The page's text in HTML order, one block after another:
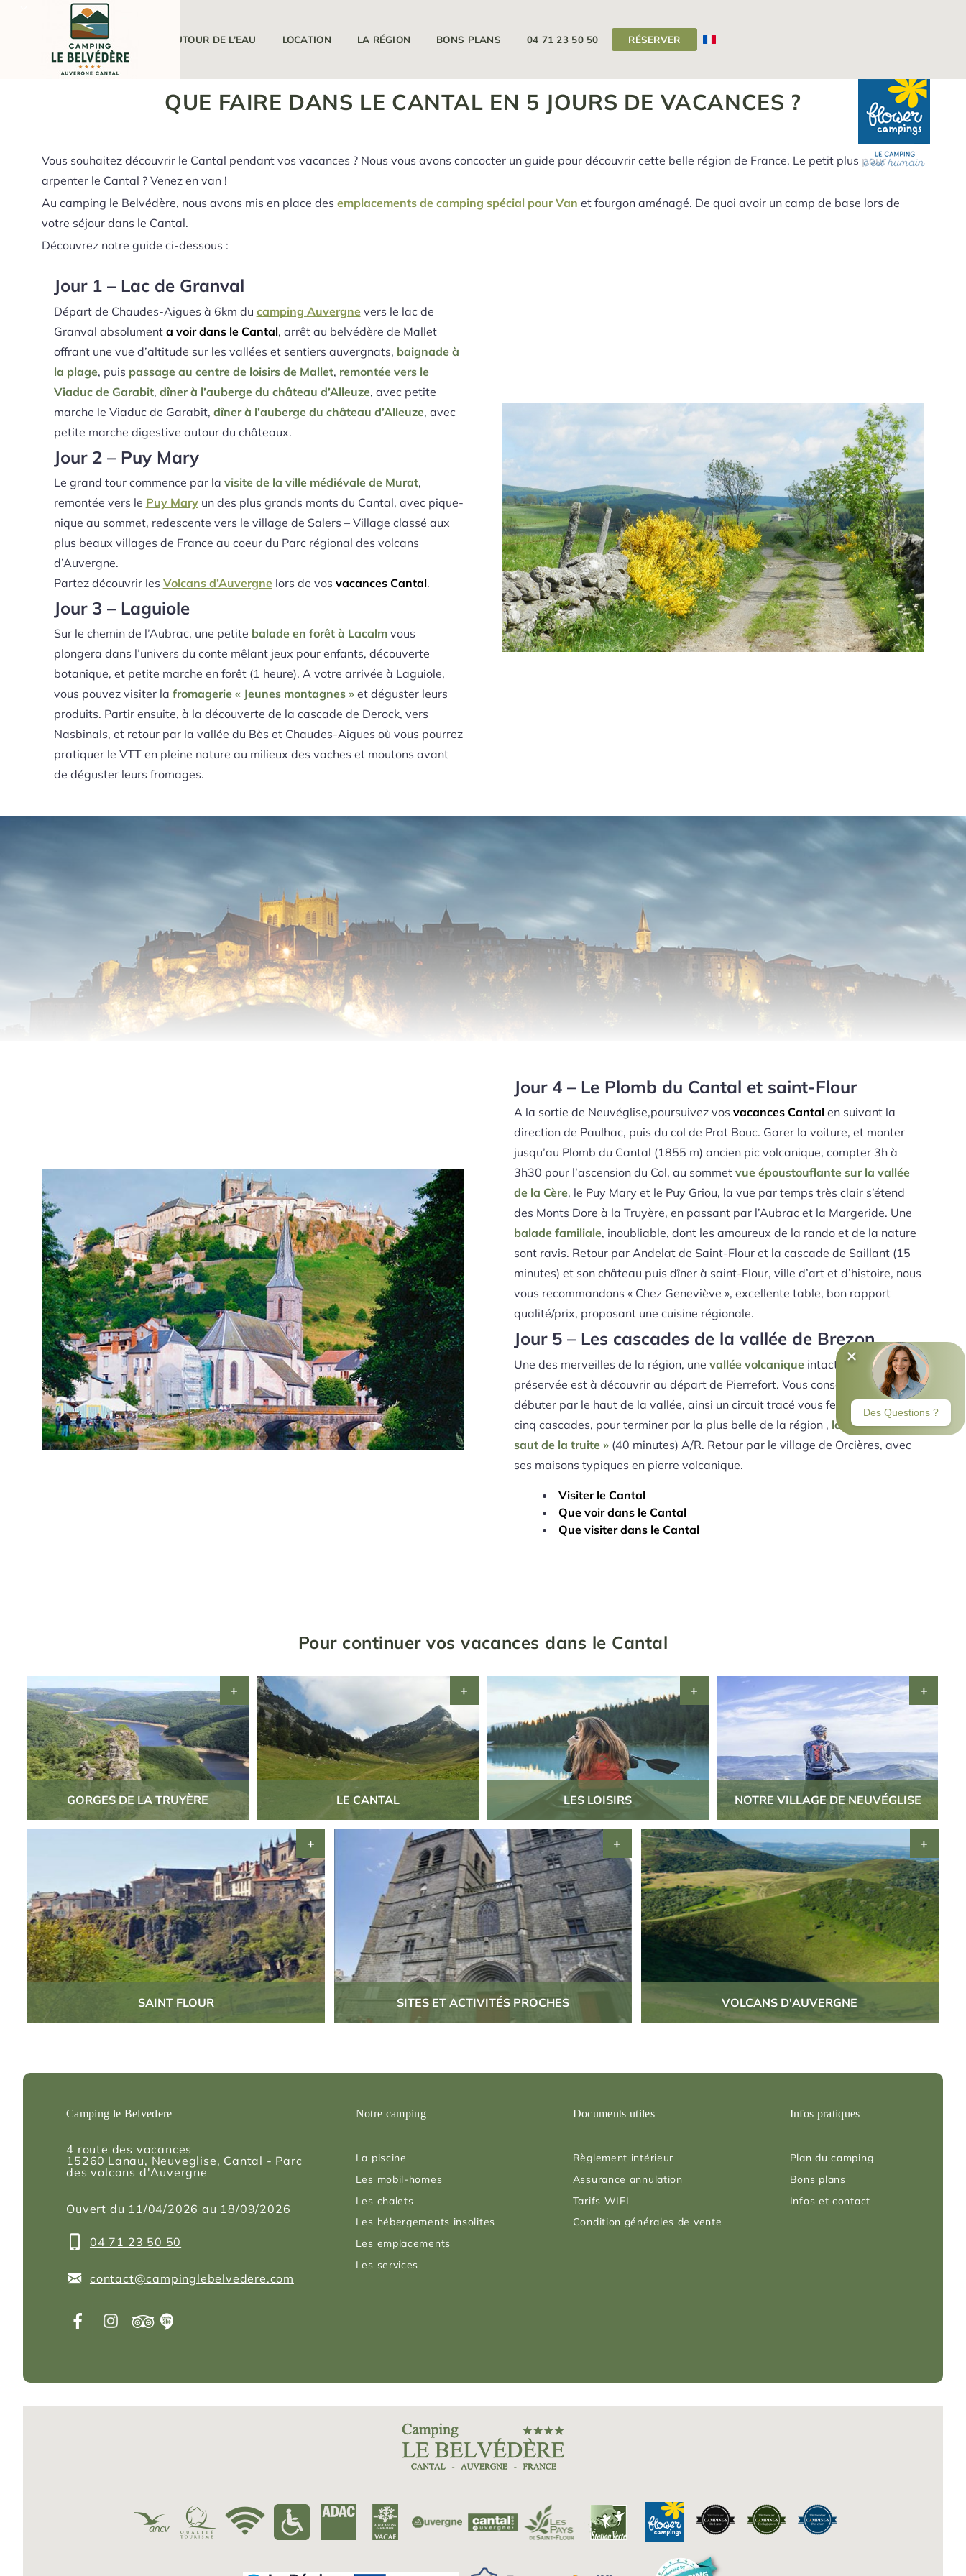
LE CAMPING AUTOUR DE L’EAU LOCATION LA RÉGION BONS PLANS 04 71 23 50 50 RÉSERVER
Camping Auvergne
QUE FAIRE DANS LE CANTAL EN 5 JOURS DE VACANCES ?
Vous souhaitez découvrir le Cantal pendant vos vacances ? Nous vous avons concocter un guide pour découvrir cette belle région de France. Le petit plus pour
arpenter le Cantal ? Venez en van !
Au camping le Belvédère, nous avons mis en place des emplacements de camping spécial pour Van et fourgon aménagé. De quoi avoir un camp de base lors de
votre séjour dans le Cantal.
Découvrez notre guide ci-dessous :
Jour 1 – Lac de Granval
Départ de Chaudes-Aigues à 6km du camping Auvergne vers le lac de
Granval absolument a voir dans le Cantal, arrêt au belvédère de Mallet
offrant une vue d’altitude sur les vallées et sentiers auvergnats, baignade à
la plage, puis passage au centre de loisirs de Mallet, remontée vers le
Viaduc de Garabit, dîner à l’auberge du château d’Alleuze, avec petite
marche le Viaduc de Garabit, dîner à l’auberge du château d’Alleuze, avec
petite marche digestive autour du châteaux.
Jour 2 – Puy Mary
Le grand tour commence par la visite de la ville médiévale de Murat,
remontée vers le Puy Maryun des plus grands monts du Cantal, avec pique-
nique au sommet, redescente vers le village de Salers – Village classé aux
plus beaux villages de France au coeur du Parc régional des volcans
d’Auvergne.
Partez découvrir les Volcans d’Auvergne lors de vos vacances Cantal.
Jour 3 – Laguiole
Sur le chemin de l’Aubrac, une petite balade en forêt à Lacalmvous
plongera dans l’univers du conte mêlant jeux pour enfants, découverte
botanique, et petite marche en forêt (1 heure). A votre arrivée à Laguiole,
vous pouvez visiter la fromagerie « Jeunes montagnes »et déguster leurs
produits. Partir ensuite, à la découverte de la cascade de Derock, vers
Nasbinals, et retour par la vallée du Bès et Chaudes-Aigues où vous pourrez
pratiquer le VTT en pleine nature au milieux des vaches et moutons avant
de déguster leurs fromages.
Jour 4 – Le Plomb du Cantal et saint-Flour
A la sortie de Neuvéglise,poursuivez vos vacances Cantalen suivant la
direction de Paulhac, puis du col de Prat Bouc. Garer la voiture, et monter
jusqu’au Plomb du Cantal (1855 m) ancien pic volcanique, compter 3h à
3h30 pour l’ascension du Col, au sommet vue époustouflante sur la vallée
de la Cère, le Puy Mary et le Puy Griou, la vue par temps très clair s’étend
des Monts Dore à la Truyère, en passant par l’Aubrac et la Margeride. Une
balade familiale, inoubliable, dont les amoureux de la rando et de la nature
sont ravis. Retour par Andelat de Saint-Flour et la cascade de Saillant (15
minutes) et son château puis dîner à saint-Flour, ville d’art et d’histoire, nous
vous recommandons « Chez Geneviève », excellente table, bon rapport
qualité/prix, proposant une cuisine régionale.
Jour 5 – Les cascades de la vallée de Brezon
Une des merveilles de la région, une vallée volcanique intacte et totalement
préservée est à découvrir au départ de Pierrefort. Vous conseillant de
débuter par le haut de la vallée, ainsi un circuit tracé vous fera découvrir
cinq cascades, pour terminer par la plus belle de la région , la cascade « Du
saut de la truite »(40 minutes) A/R. Retour par le village de Orcières, avec
ses maisons typiques en pierre volcanique.
Visiter le Cantal
Que voir dans le Cantal
Que visiter dans le Cantal
Pour continuer vos vacances dans le Cantal
GORGES DE LA TRUYÈRE LE CANTAL LES LOISIRS NOTRE VILLAGE DE NEUVÉGLISE
SAINT FLOUR SITES ET ACTIVITÉS PROCHES VOLCANS D'AUVERGNE
Camping le Belvedere
4 route des vacances
15260 Lanau, Neuveglise, Cantal - Parc
des volcans d'Auvergne
Ouvert du 11/04/2026 au 18/09/2026
04 71 23 50 50
contact@campinglebelvedere.com
Notre camping
La piscine
Les mobil-homes
Les chalets
Les hébergements insolites
Les emplacements
Les services
Documents utiles
Règlement intérieur
Assurance annulation
Tarifs WIFI
Condition générales de vente
Infos pratiques
Plan du camping
Bons plans
Infos et contact